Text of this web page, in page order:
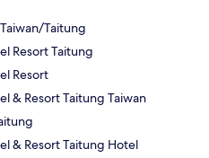
Taitung
Resort Taitung
Resort
& Resort Taitung Taiwan
& Resort Taitung Hotel